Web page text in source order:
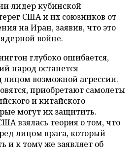
лидер кубинской
США и их союзников от
на Иран, заявив, что это
войне.
глубоко ошибается,
народ останется
лицом возможной агрессии.
приобретают самолеты
и китайского
могут их защитить.
взялась теория о том, что
лицом врага, который
и к тому же заявляет об